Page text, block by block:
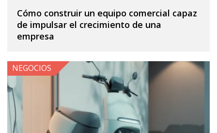
Cómo construir un equipo comercial capaz
de impulsar el crecimiento de una
empresa
NEGOCIOS